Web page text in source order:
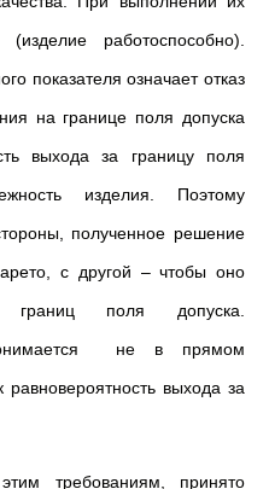
работоспособно).
показателя означает отказ
на границе поля допуска
выхода за границу поля
изделия. Поэтому
полученное решение
с другой – чтобы оно
поля допуска.
не в прямом
выхода за
требованиям, принято